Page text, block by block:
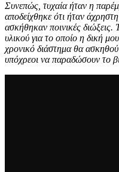
Συνεπώς, τυχαία ήταν η
αποδείχθηκε ότι ήταν
ασκήθηκαν ποινικές διώξεις.
υλικού για το οποίο η δική
χρονικό διάστημα θα
υπόχρεοι να παραδώσουν το